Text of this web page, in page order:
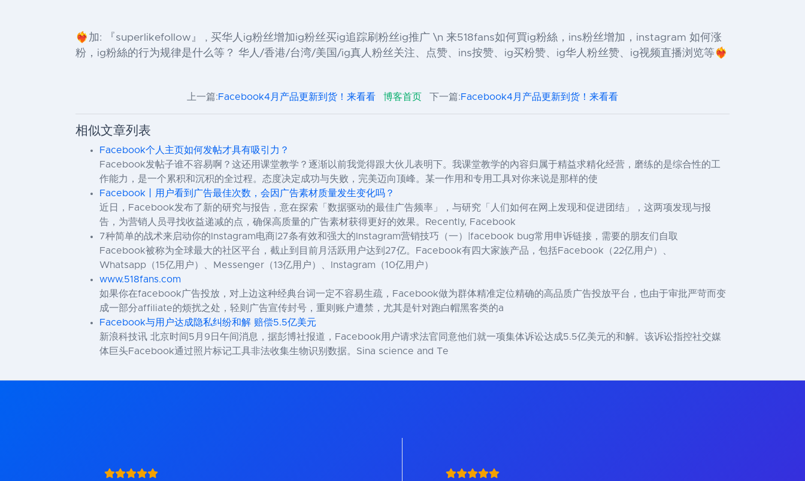
❤️‍🔥加: 『superlikefollow』 , 买华人ig粉丝增加ig粉丝买ig追踪刷粉丝ig推广 \n 来518fans如何買ig粉絲，ins粉丝增加，instagram 如何涨
粉，ig粉絲的行为规律是什么等？ 华人/香港/台湾/美国/ig真人粉丝关注、点赞、ins按赞、ig买粉赞、ig华人粉丝赞、ig视频直播浏览等❤️‍🔥
上一篇:Facebook4月产品更新到货！来看看 博客首页 下一篇:Facebook4月产品更新到货！来看看
相似文章列表
Facebook个人主页如何发帖才具有吸引力？
Facebook发帖子谁不容易啊？这还用课堂教学？逐渐以前我觉得跟大伙儿表明下。我课堂教学的內容归属于精益求精化经营，磨练的是综合性的工
作能力，是一个累积和沉积的全过程。态度决定成功与失败，完美迈向顶峰。某一作用和专用工具对你来说是那样的使
Facebook丨用户看到广告最佳次数，会因广告素材质量发生变化吗？
近日，Facebook发布了新的研究与报告，意在探索「数据驱动的最佳广告频率」，与研究「人们如何在网上发现和促进团结」，这两项发现与报
告，为营销人员寻找收益递减的点，确保高质量的广告素材获得更好的效果。Recently, Facebook
7种简单的战术来启动你的Instagram电商|27条有效和强大的Instagram营销技巧（一）|facebook bug常用申诉链接，需要的朋友们自取
Facebook被称为全球最大的社区平台，截止到目前月活跃用户达到27亿。Facebook有四大家族产品，包括Facebook（22亿用户）、
Whatsapp（15亿用户）、Messenger（13亿用户）、Instagram（10亿用户）
www.518fans.com
如果你在facebook广告投放，对上边这种经典台词一定不容易生疏，Facebook做为群体精准定位精确的高品质广告投放平台，也由于审批严苛而变
成一部分affiliate的烦扰之处，轻则广告宣传封号，重则账户遭禁，尤其是针对跑白帽黑客类的a
Facebook与用户达成隐私纠纷和解 赔偿5.5亿美元
新浪科技讯 北京时间5月9日午间消息，据彭博社报道，Facebook用户请求法官同意他们就一项集体诉讼达成5.5亿美元的和解。该诉讼指控社交媒
体巨头Facebook通过照片标记工具非法收集生物识别数据。Sina science and Te